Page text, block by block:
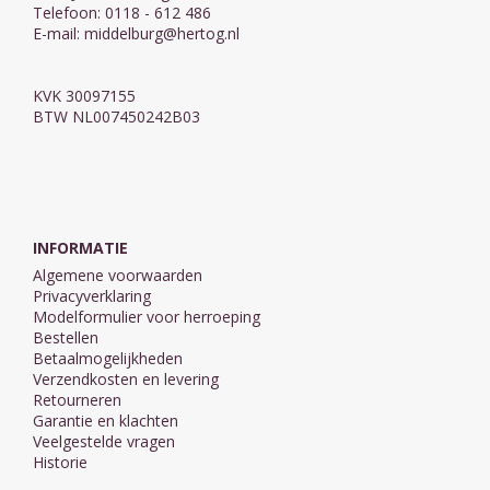
Telefoon: 0118 - 612 486
E-mail: middelburg@hertog.nl
KVK 30097155
BTW NL007450242B03
INFORMATIE
Algemene voorwaarden
Privacyverklaring
Modelformulier voor herroeping
Bestellen
Betaalmogelijkheden
Verzendkosten en levering
Retourneren
Garantie en klachten
Veelgestelde vragen
Historie